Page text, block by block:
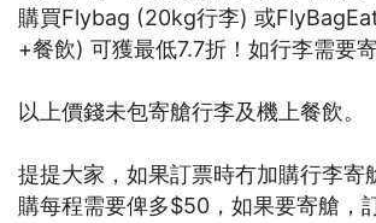
購買Flybag (20kg行李) 或
+餐飲) 可獲最低7.7折！如行李需要
以上價錢未包寄艙行李及機上餐飲。
提提大家，如果訂票時冇加購行李寄
購每程需要俾多$50，如果要寄艙，